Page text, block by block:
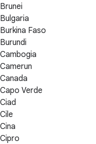
Brunei
Bulgaria
Burkina Faso
Burundi
Cambogia
Camerun
Canada
Capo Verde
Ciad
Cile
Cina
Cipro